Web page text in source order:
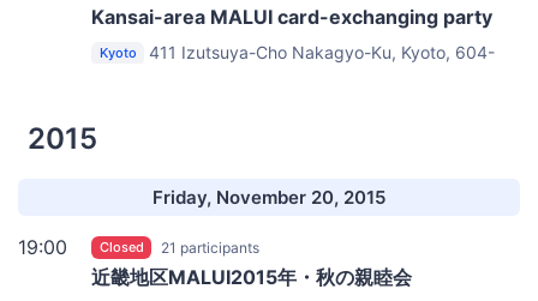
Kansai-area MALUI card-exchanging party
Kyoto
411 Izutsuya-Cho Nakagyo-Ku, Kyoto, 604-
2015
Friday, November 20, 2015
19:00 Closed 21 participants
近畿地区MALUI2015年・秋の親睦会